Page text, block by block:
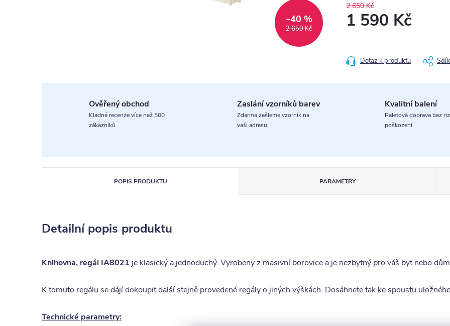
2 650 Kč
–40 %
2 650 Kč
1 590 Kč
cena:
Dotaz k produktu
Ověřený obchod
Kladné recenze více než 500
zákazníků
Zaslání vzorníků barev
Zdarma zašleme vzorník na
vaši adresu
Kvalitní balení
Paletová doprava bez
poškození
POPIS PRODUKTU PARAMETRY
Detailní popis produktu
Knihovna, regál IA8021 je klasický a jednoduchý. Vyrobeny z masivní borovice a je nezbytný pro váš byt nebo
K tomuto regálu se dájí dokoupit další stejně provedené regály o jiných výškách. Dosáhnete tak ke spoustu
Technické parametry: